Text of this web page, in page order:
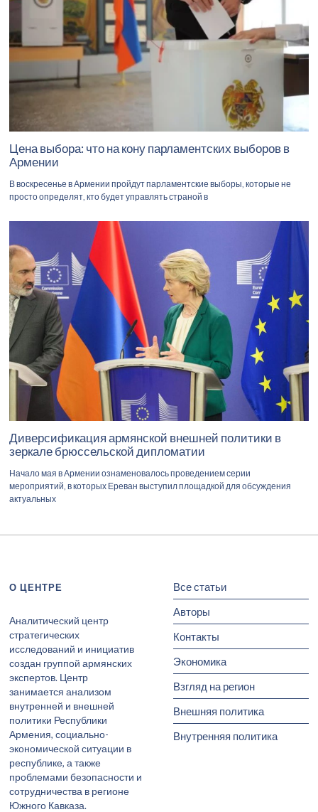
Цена выбора: что на кону парламентских выборов в
Армении
В воскресенье в Армении пройдут парламентские выборы, которые не
просто определят, кто будет управлять страной в
Диверсификация армянской внешней политики в
зеркале брюссельской дипломатии
Начало мая в Армении ознаменовалось проведением серии
мероприятий, в которых Ереван выступил площадкой для обсуждения
актуальных
О ЦЕНТРЕ
Аналитический центр
стратегических
исследований и инициатив
создан группой армянских
экспертов. Центр
занимается анализом
внутренней и внешней
политики Республики
Армения, социально-
экономической ситуации в
республике, а также
проблемами безопасности и
сотрудничества в регионе
Южного Кавказа.
Все статьи
Авторы
Контакты
Экономика
Взгляд на регион
Внешняя политика
Внутренняя политика